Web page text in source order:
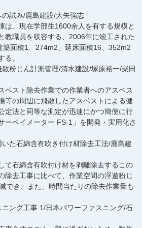
試み/鹿島建設/大矢強志
は、現在学部生1600余人を有する規模と
教職員を収容する、2006年に竣工された
築面積1、274m2、延床面積16、352m2
る。
粉じん計測管理/清水建設/塚原裕一/柴田
ベスト除去作業での作業者へのアスベス
等の周辺に飛散したアスベストによる健
定法と同等な測定が迅速にかつ簡便に行
ーベイメーター FS-1」を開発・実用化さ
た石綿含有吹き付け材除去工法/鹿島建
て石綿含有吹付け材を剥離除去するこの
除去工事に比べて、作業空間の浮遊粉じ
でき、また、時間当たりの除去作業量も
ング工事 1/日本パワーファスニング/石